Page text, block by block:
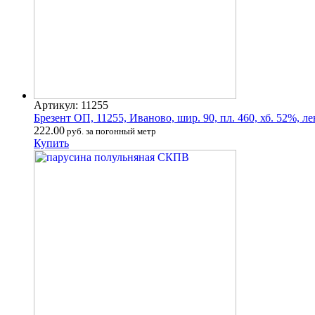
Артикул: 11255
Брезент ОП, 11255, Иваново, шир. 90, пл. 460, хб. 52%,
222.00 руб. за погонный метр
Купить